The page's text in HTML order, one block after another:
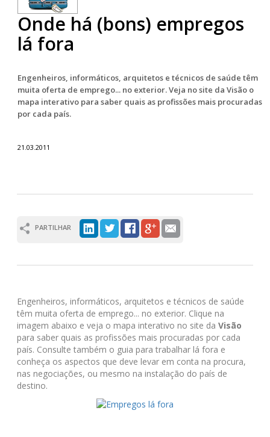
Onde há (bons) empregos
lá fora
Engenheiros, informáticos, arquitetos e técnicos de saúde têm
muita oferta de emprego... no exterior. Veja no site da Visão o
mapa interativo para saber quais as profissões mais procuradas
por cada país.
21.03.2011
PARTILHAR
Engenheiros, informáticos, arquitetos e técnicos de saúde
têm muita oferta de emprego... no exterior. Clique na
imagem abaixo e veja o mapa interativo no site da Visão
para saber quais as profissões mais procuradas por cada
país. Consulte também o guia para trabalhar lá fora e
conheça os aspectos que deve levar em conta na procura,
nas negociações, ou mesmo na instalação do país de
destino.